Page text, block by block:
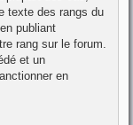
texte des rangs du
publiant
rang sur le forum.
et un
en